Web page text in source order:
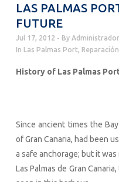
LAS PALMAS
FUTURE
Jul 17, 2012 By
In Las Palmas Port,
History of Las Palmas
Since ancient times the
of Gran Canaria, had been
a safe anchorage; but it
Las Palmas de Gran